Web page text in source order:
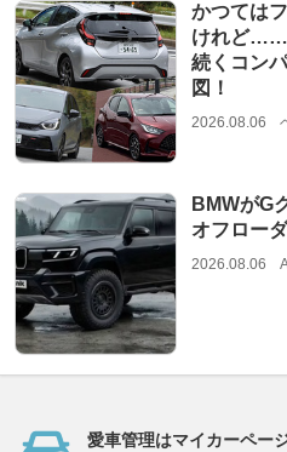
かつては
けれど
続くコン
図！
2026.08.06
BMWがG
オフロー
2026.08.06
愛車管理はマイカーペー